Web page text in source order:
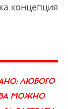
концепция
ЛЮБОГО
МОЖНО